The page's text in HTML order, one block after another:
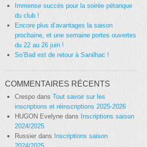
Immense succès pour la soirée pétanque
du club !
Encore plus d’avantages la saison
prochaine, et une semaine portes ouvertes
du 22 au 26 juin !
So’Bad est de retour à Sanilhac !
COMMENTAIRES RÉCENTS
Crespo dans Tout savoir sur les
inscriptions et réinscriptions 2025-2026
HUGON Evelyne dans Inscriptions saison
2024/2025
Russierdans Inscriptions saison